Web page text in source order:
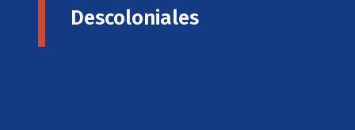
Descoloniales